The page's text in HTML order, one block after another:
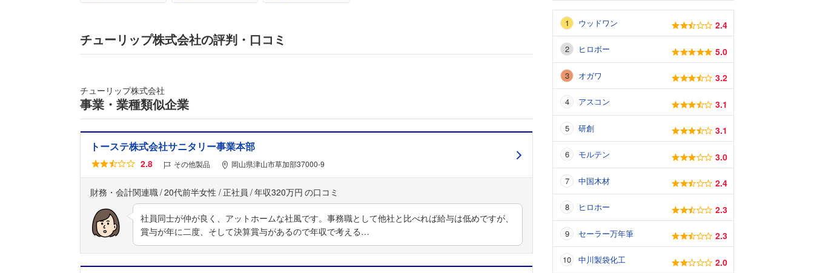
チューリップ株式会社の評判・口コミ
チューリップ株式会社
事業・業種類似企業
トーステ株式会社サニタリー事業本部
2.8 その他製品 岡山県津山市草加部37000-9
財務・会計関連職 20代前半女性 正社員 年収320万円
社員同士が仲が良く、アットホームな社風です。事務職として他社と比べれば給与は低めですが、
賞与が年に二度、そして決算賞与があるので年収で考える…
ウッドワン 2.4
ヒロボー 5.0
オガワ 3.2
アスコン 3.1
研創 3.1
モルテン 3.0
中国木材 2.4
ヒロホー 2.3
セーラー万年筆 2.3
中川製袋化工 2.0